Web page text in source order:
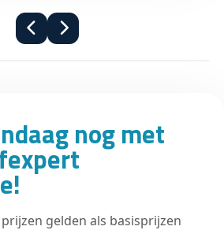
nog met
gelden als basisprijzen